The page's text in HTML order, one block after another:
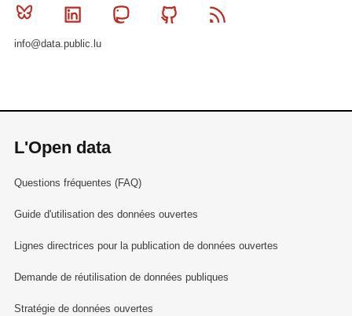
Bluesky Linkedin MastodonGithub
info@data.public.lu
L'Open data
Questions fréquentes (FAQ)
Guide d'utilisation des données ouvertes
Lignes directrices pour la publication de données ouvertes
Demande de réutilisation de données publiques
Stratégie de données ouvertes